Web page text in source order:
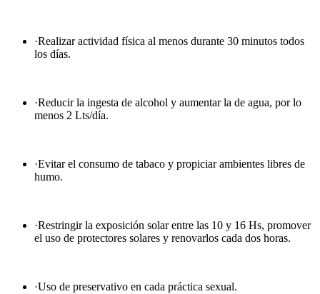
·Realizar actividad física al menos durante 30 minutos todos
los días.
·Reducir la ingesta de alcohol y aumentar la de agua, por lo
menos 2 Lts/día.
·Evitar el consumo de tabaco y propiciar ambientes libres de
humo.
·Restringir la exposición solar entre las 10 y 16 Hs, promover
el uso de protectores solares y renovarlos cada dos horas.
·Uso de preservativo en cada práctica sexual.